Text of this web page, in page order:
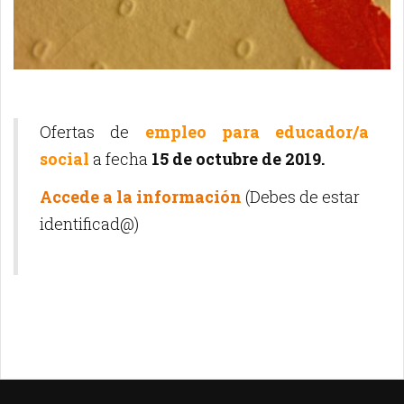
Ofertas de
empleo para educador/a
social a fecha 15 de octubre de 2019.
Accede a la información (Debes de estar
identificad@)